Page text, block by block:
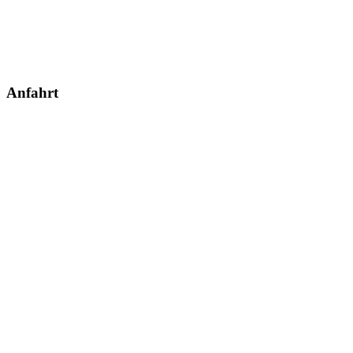
Anfahrt